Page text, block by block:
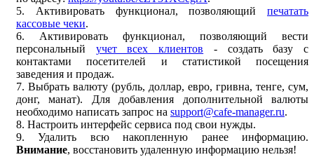
5. Активировать функционал, позволяющий печатать
кассовые чеки.
6. Активировать функционал, позволяющий вести
персональный учет всех клиентов - создать базу с
контактами посетителей и статистикой посещения
заведения и продаж.
7. Выбрать валюту (рубль, доллар, евро, гривна, тенге, сум,
донг, манат). Для добавления дополнительной валюты
необходимо написать запрос на support@cafe-manager.ru.
8. Настроить интерфейс сервиса под свои нужды.
9. Удалить всю накопленную ранее информацию.
Внимание, восстановить удаленную информацию нельзя!